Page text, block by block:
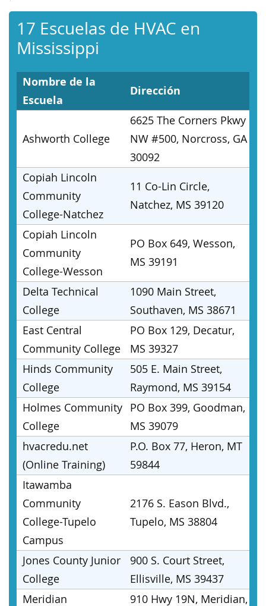
17 Escuelas de HVAC en
Mississippi
Nombre de la
Escuela
Dirección
Ashworth College
6625 The Corners Pkwy
NW #500, Norcross, GA
30092
Copiah Lincoln
Community
College-Natchez
11 Co-Lin Circle,
Natchez, MS 39120
Copiah Lincoln
Community
College-Wesson
PO Box 649, Wesson,
MS 39191
Delta Technical
College
1090 Main Street,
Southaven, MS 38671
East Central
Community College
PO Box 129, Decatur,
MS 39327
Hinds Community
College
505 E. Main Street,
Raymond, MS 39154
Holmes Community
College
PO Box 399, Goodman,
MS 39079
hvacredu.net
(Online Training)
P.O. Box 77, Heron, MT
59844
Itawamba
Community
College-Tupelo
Campus
2176 S. Eason Blvd.,
Tupelo, MS 38804
Jones County Junior
College
900 S. Court Street,
Ellisville, MS 39437
Meridian
910 Hwy 19N, Meridian,